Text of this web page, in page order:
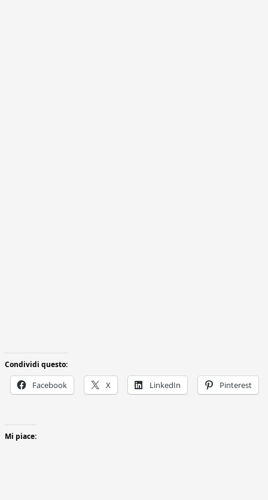
Condividi questo:
Facebook X LinkedIn Pinterest
Mi piace: